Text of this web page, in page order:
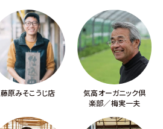
藤原みそこうじ店
気高オーガニック倶
楽部／梅実一夫